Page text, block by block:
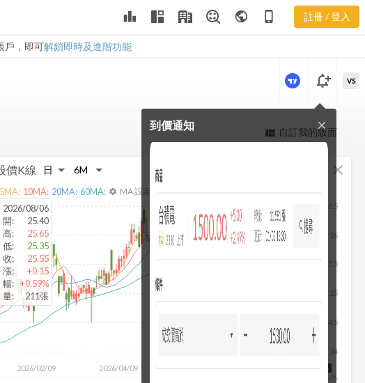
leaderboard public phone_iphone 註冊 / 登入
戶，即可解鎖即時及進階功能
勢
更強大的進階價量圖表
notification_add
到價通知 close
VS
view_quilt 自訂我的版面
價K線 close
2026/02/09 2026/04/09
24
24.5
25
25.5
26
26.5
2026/08/06
2K
2026/08/06
開:
25.40
高:
25.65
低:
25.35
收:
25.55
漲:
+0.15
幅: +0.59%
量: 211張
5MA: 10MA: 20MA: 60MA: settings MA 設定